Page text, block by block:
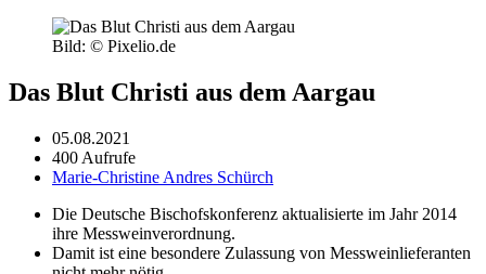
Bild: © Pixelio.de
Das Blut Christi aus dem Aargau
05.08.2021
400 Aufrufe
Marie-Christine Andres Schürch
Die Deutsche Bischof­skon­ferenz aktu­al­isierte im Jahr 2014
ihre Mess­wein­verord­nung.
Damit ist eine beson­dere Zulas­sung von Mess­wein­liefer­an­ten